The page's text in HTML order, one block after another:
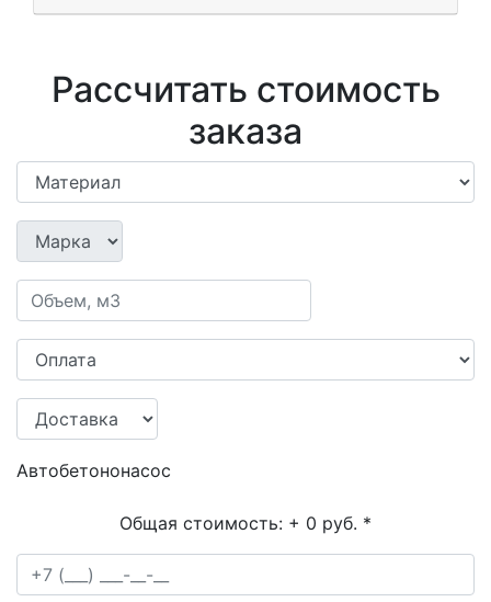
Рассчитать стоимость
заказа
Автобетононасос
Общая стоимость: + 0 руб. *